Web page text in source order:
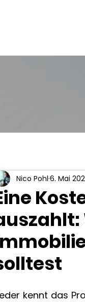
Nico Pohl 6. Mai
kennt das